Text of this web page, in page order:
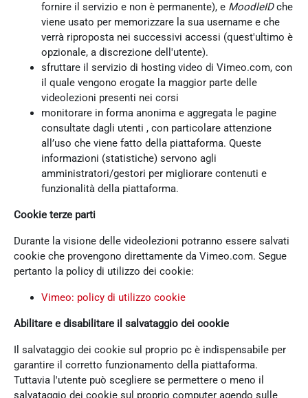
fornire il servizio e non è permanente), e MoodleIDche
viene usato per memorizzare la sua username e che
verrà riproposta nei successivi accessi (quest'ultimo è
opzionale, a discrezione dell'utente).
sfruttare il servizio di hosting video di Vimeo.com, con
il quale vengono erogate la maggior parte delle
videolezioni presenti nei corsi
monitorare in forma anonima e aggregata le pagine
consultate dagli utenti , con particolare attenzione
all’uso che viene fatto della piattaforma. Queste
informazioni (statistiche) servono agli
amministratori/gestori per migliorare contenuti e
funzionalità della piattaforma.
Cookie terze parti
Durante la visione delle videolezioni potranno essere salvati
cookie che provengono direttamente da Vimeo.com. Segue
pertanto la policy di utilizzo dei cookie:
Vimeo: policy di utilizzo cookie
Abilitare e disabilitare il salvataggio dei cookie
Il salvataggio dei cookie sul proprio pc è indispensabile per
garantire il corretto funzionamento della piattaforma.
Tuttavia l'utente può scegliere se permettere o meno il
salvataggio dei cookie sul proprio computer agendo sulle